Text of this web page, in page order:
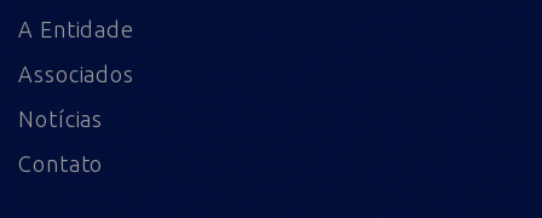
A Entidade
Associados
Notícias
Contato